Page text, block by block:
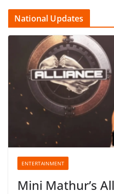
National Updates
ENTERTAINMENT
Mini Mathur’s